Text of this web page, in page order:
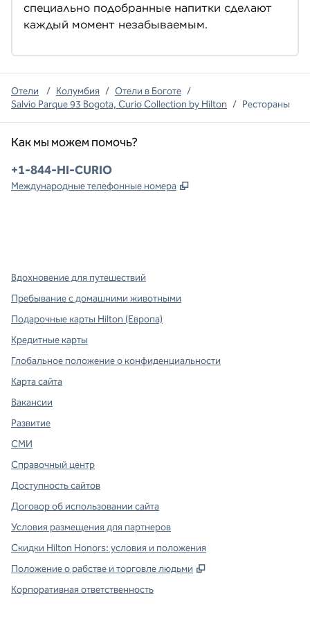
специально подобранные напитки сделают
каждый момент незабываемым.
Отели / Колумбия / Отели в Боготе /
Salvio Parque 93 Bogota, Curio Collection by Hilton / Рестораны
Как мы можем помочь?
Телефон:
+1-844-HI-CURIO
Международные телефонные номера ,
Вдохновение для путешествий
Пребывание с домашними животными
Подарочные карты Hilton (Европа)
Кредитные карты
Глобальное положение о конфиденциальности
Карта сайта
Вакансии
Развитие
СМИ
Справочный центр
Доступность сайтов
Договор об использовании сайта
Условия размещения для партнеров
Скидки Hilton Honors: условия и положения
Положение о рабстве и торговле людьми
,
Корпоративная ответственность